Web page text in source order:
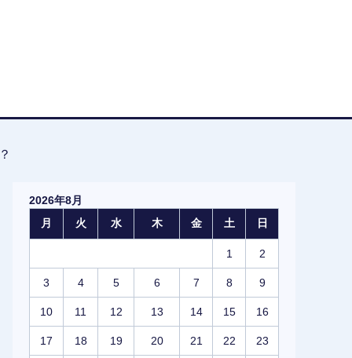
2026年8月
月
火 水 木 金 土 日
1 2
3 4 5 6 7 8 9
10 11 12 13 14 15 16
17 18 19 20 21 22 23